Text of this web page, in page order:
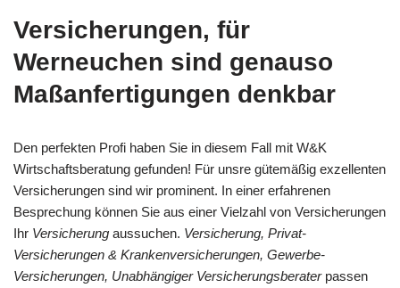
Versicherungen, für
Werneuchen sind genauso
Maßanfertigungen denkbar
Den perfekten Profi haben Sie in diesem Fall mit W&K
Wirtschaftsberatung gefunden! Für unsre gütemäßig exzellenten
Versicherungen sind wir prominent. In einer erfahrenen
Besprechung können Sie aus einer Vielzahl von Versicherungen
Ihr Versicherung aussuchen. Versicherung, Privat-
Versicherungen & Krankenversicherungen, Gewerbe-
Versicherungen, Unabhängiger Versicherungsberaterpassen